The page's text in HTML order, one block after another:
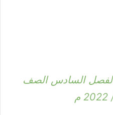
الفصل السادس الصف